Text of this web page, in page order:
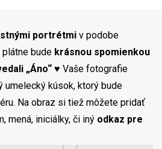
portrétmi v podobe
plátne bude krásnou spomienkou
„Áno“ ♥ Vaše fotografie
umelecký kúsok, ktorý bude
Na obraz si tiež môžete pridať
mená, iniciálky, či iný odkaz pre